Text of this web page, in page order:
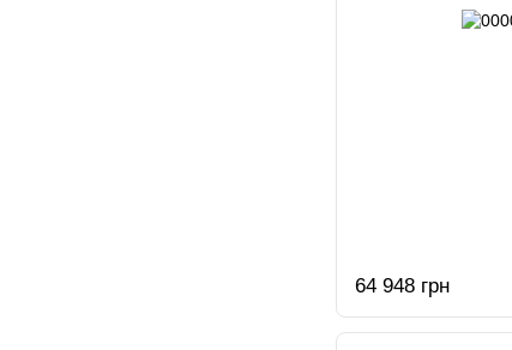
64 948 грн